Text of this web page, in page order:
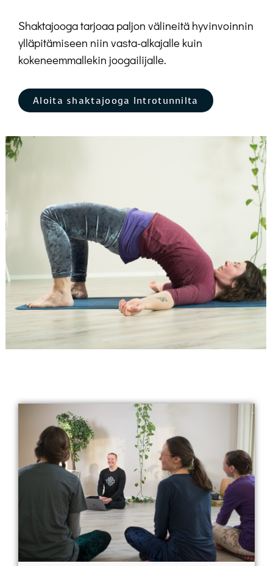
Shaktajooga tarjoaa paljon välineitä hyvinvoinnin
ylläpitämiseen niin vasta-alkajalle kuin
kokeneemmallekin joogailijalle.
Aloita shaktajooga Introtunnilta
missä tahansa oletkin!
KATSO TARJONTA